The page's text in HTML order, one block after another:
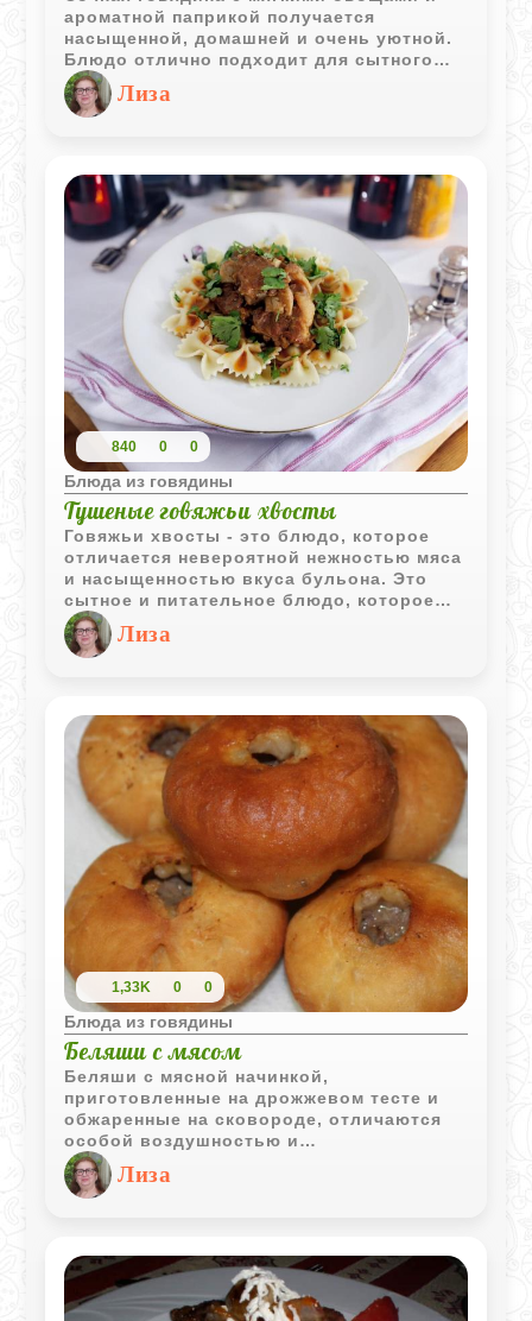
ароматной паприкой получается
насыщенной, домашней и очень уютной.
Блюдо отлично подходит для сытного
семейного ужина без сложной
подготовки.
Лиза
840 0 0
Блюда из говядины
Тушеные говяжьи хвосты
Говяжьи хвосты - это блюдо, которое
отличается невероятной нежностью мяса
и насыщенностью вкуса бульона. Это
сытное и питательное блюдо, которое
готовится довольно долго, но результат
того стоит. Мясо становится настолько
мягким, что легко отделяется от костей.
не слишком жирные.
Лиза
1,33K 0 0
Блюда из говядины
Беляши с мясом
Беляши с мясной начинкой,
приготовленные на дрожжевом тесте и
обжаренные на сковороде, отличаются
особой воздушностью и
непревзойденным вкусом. Это блюдо
является классическим представителем
домашней кулинарии и завоевало
Лиза